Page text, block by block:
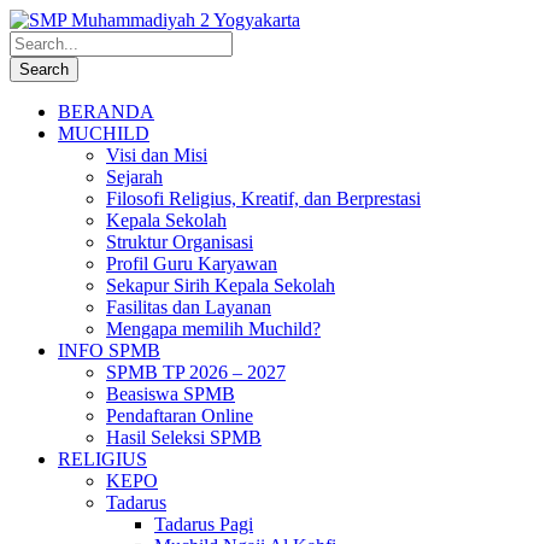
BERANDA
MUCHILD
Visi dan Misi
Sejarah
Filosofi Religius, Kreatif, dan Berprestasi
Kepala Sekolah
Struktur Organisasi
Profil Guru Karyawan
Sekapur Sirih Kepala Sekolah
Fasilitas dan Layanan
Mengapa memilih Muchild?
INFO SPMB
SPMB TP 2026 – 2027
Beasiswa SPMB
Pendaftaran Online
Hasil Seleksi SPMB
RELIGIUS
KEPO
Tadarus
Tadarus Pagi